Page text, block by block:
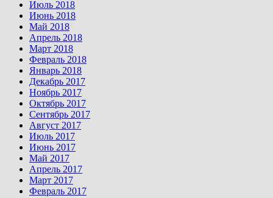
Июль 2018
Июнь 2018
Май 2018
Апрель 2018
Март 2018
Февраль 2018
Январь 2018
Декабрь 2017
Ноябрь 2017
Октябрь 2017
Сентябрь 2017
Август 2017
Июль 2017
Июнь 2017
Май 2017
Апрель 2017
Март 2017
Февраль 2017